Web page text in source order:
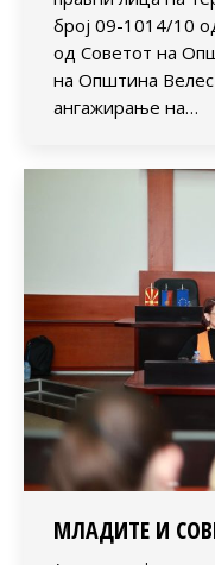
број 09-1014/10
од Советот на
на Општина Велес
ангажирање на…
МЛАДИТЕ И